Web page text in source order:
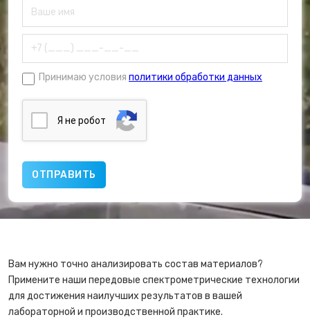
Принимаю условия политики обработки данных
Я нe poбoт
Вам нужно точно анализировать состав материалов?
Примените наши передовые спектрометрические технологии
для достижения наилучших результатов в вашей
лабораторной и производственной практике.